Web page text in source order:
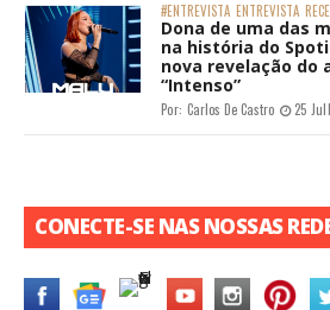
#ENTREVISTA ENTREVISTA
Dona de uma das
na história do
nova revelação do
“Intenso”
Por: Carlos De Castro 25
CONECTE-SE NAS NOSSAS